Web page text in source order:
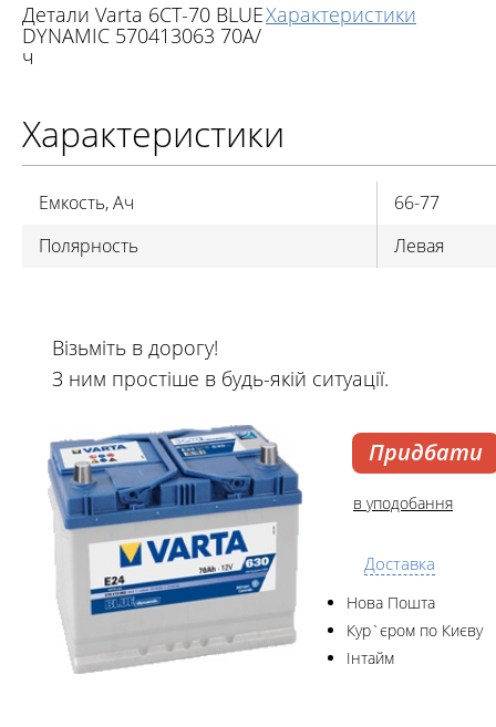
Детали Varta 6СТ-70 BLUE
DYNAMIC 570413063 70А/
ч
Характеристики
Характеристики
Емкость, Ач
66-77
Полярность
Левая
Візьміть в дорогу!
З ним простіше в будь-якій ситуації.
Придбати
в уподобання
Доставка
Нова Пошта
Кур`єром по Києву
Інтайм